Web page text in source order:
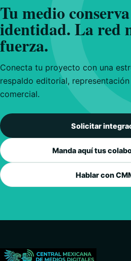
Tu medio
identidad. La red
fuerza.
Conecta tu proyecto con una
respaldo editorial,
comercial.
Solicitar
Manda aquí tus
Hablar con